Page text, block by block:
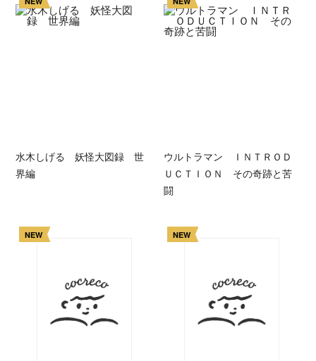
水木しげる 妖怪大図録 世
界編
ウルトラマン ＩＮＴＲＯＤ
ＵＣＴＩＯＮ その奇跡と苦
闘
NEW NEW